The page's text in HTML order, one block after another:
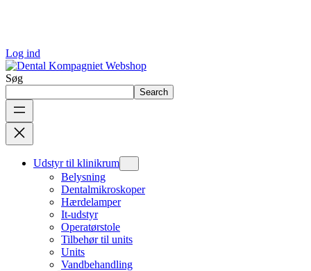
Log ind
Søg
Search
Udstyr til klinikrum
Belysning
Dentalmikroskoper
Hærdelamper
It-udstyr
Operatørstole
Tilbehør til units
Units
Vandbehandling